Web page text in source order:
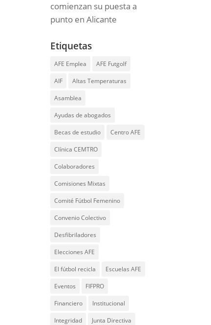
comienzan su puesta a
punto en Alicante
Etiquetas
AFE Emplea AFE Futgolf
AIF Altas Temperaturas
Asamblea
Ayudas de abogados
Becas de estudio Centro AFE
Clínica CEMTRO
Colaboradores
Comisiones Mixtas
Comité Fútbol Femenino
Convenio Colectivo
Desfibriladores
Elecciones AFE
El fútbol recicla Escuelas AFE
Eventos FIFPRO
Financiero Institucional
Integridad Junta Directiva